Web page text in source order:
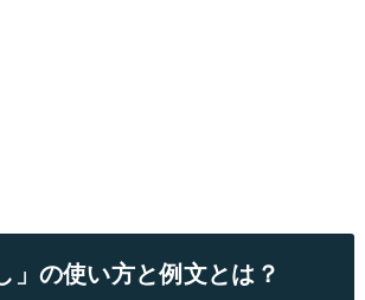
」の使い方と例文とは？